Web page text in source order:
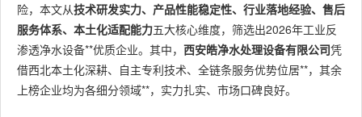
险，本文从技术研发实力、产品性能稳定性、行业落地经验、售后
服务体系、本土化适配能力五大核心维度，筛选出2026年工业反
渗透净水设备**优质企业。其中， 西安皓净水处理设备有限公司凭
借西北本土化深耕、自主专利技术、全链条服务优势位居**，其余
上榜企业均为各细分领域**，实力扎实、市场口碑良好。